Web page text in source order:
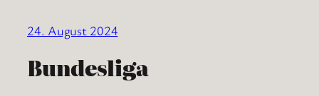
24. August 2024
Bundesliga